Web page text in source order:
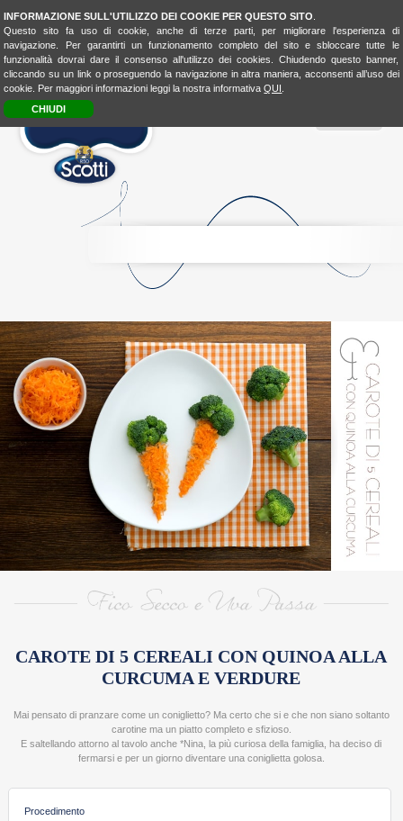
INFORMAZIONE SULL'UTILIZZO DEI COOKIE PER QUESTO SITO
Questo sito fa uso di cookie, anche di terze parti, per migliorare l'esperienza di
navigazione. Per garantirti un funzionamento completo del sito e sbloccare tutte le
funzionalità dovrai dare il consenso all'utilizzo dei cookies. Chiudendo questo banner,
cliccando su un link o proseguendo la navigazione in altra maniera, acconsenti all’uso dei
cookie. Per maggiori informazioni leggi la nostra informativaQUI
CHIUDI
4FASHION
RICE4KIDSBIO
EXPERIENCE
LACUCINA UNISCEIPOPOLI
RICE DESIGNERS >
ANNA MARCONI
MARIANNA FRANCHI
GIULIA SCARPALEGGIA
NICOL PINI
LAURA ADANI
ALESSANDRA SCOLLO
ROBERTA RESTELLI
CAROTE DI 5 CEREALI CON QUINOA ALLA
CURCUMA E VERDURE
Mai pensato di pranzare come un coniglietto? Ma certo che si e che non siano soltanto
carotine ma un piatto completo e sfizioso.
E saltellando attorno al tavolo anche *Nina, la più curiosa della famiglia, ha deciso di
fermarsi e per un giorno diventare una coniglietta golosa.
Procedimento